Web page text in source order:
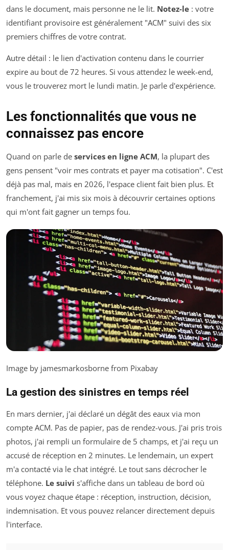
dans le document, mais personne ne le lit. Notez-le : votre
identifiant provisoire est généralement "ACM" suivi des six
premiers chiffres de votre contrat.
Autre détail : le lien d'activation contenu dans le courrier
expire au bout de 72 heures. Si vous attendez le week-end,
vous le trouverez mort le lundi matin. Je parle d'expérience.
Les fonctionnalités que vous ne
connaissez pas encore
Quand on parle de services en ligne ACM, la plupart des
gens pensent "voir mes contrats et payer ma cotisation". C'est
déjà pas mal, mais en 2026, l'espace client fait bien plus. Et
franchement, j'ai mis six mois à découvrir certaines options
qui m'ont fait gagner un temps fou.
Image by jamesmarkosborne from Pixabay
La gestion des sinistres en temps réel
En mars dernier, j'ai déclaré un dégât des eaux via mon
compte ACM. Pas de papier, pas de rendez-vous. J'ai pris trois
photos, j'ai rempli un formulaire de 5 champs, et j'ai reçu un
accusé de réception en 2 minutes. Le lendemain, un expert
m'a contacté via le chat intégré. Le tout sans décrocher le
téléphone. Le suivi s'affiche dans un tableau de bord où
vous voyez chaque étape : réception, instruction, décision,
indemnisation. Et vous pouvez relancer directement depuis
l'interface.